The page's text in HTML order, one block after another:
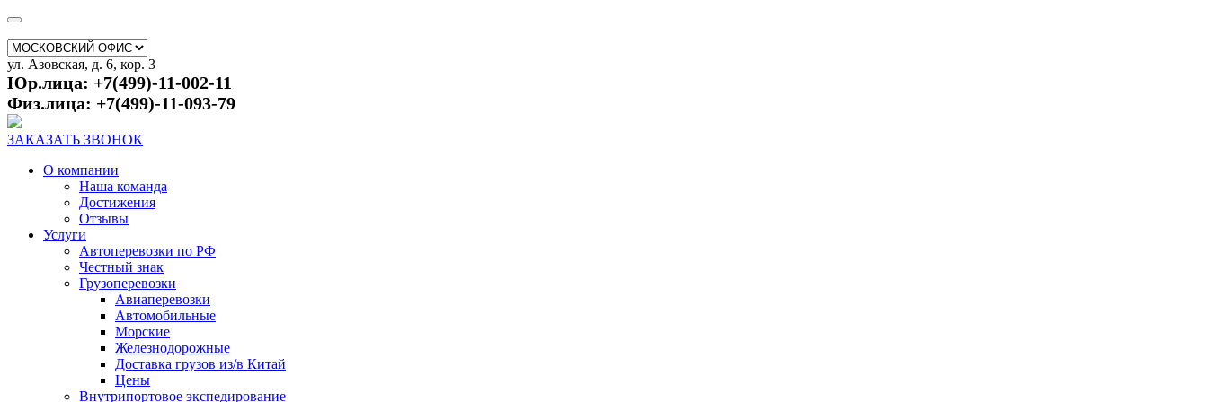
ул. Азовская, д. 6, кор. 3
Юр.лица: +7(499)-11-002-11
Физ.лица: +7(499)-11-093-79
ЗАКАЗАТЬ ЗВОНОК
О компании
Наша команда
Достижения
Отзывы
Услуги
Автоперевозки по РФ
Честный знак
Грузоперевозки
Авиаперевозки
Автомобильные
Морские
Железнодорожные
Доставка грузов из/в Китай
Цены
Внутрипортовое экспедирование